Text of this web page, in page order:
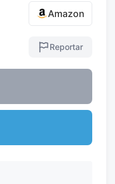
Amazon
Reportar